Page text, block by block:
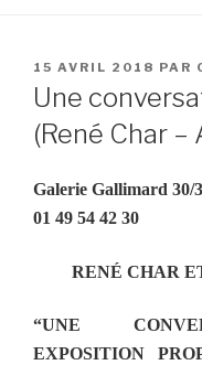
PUBLIÉ
LE
15 AVRIL 2018 PAR
Une
(René Char
Galerie Gallimard 30/
01 49 54 42 30
RENÉ CHAR
“UNE
EXPOSITION